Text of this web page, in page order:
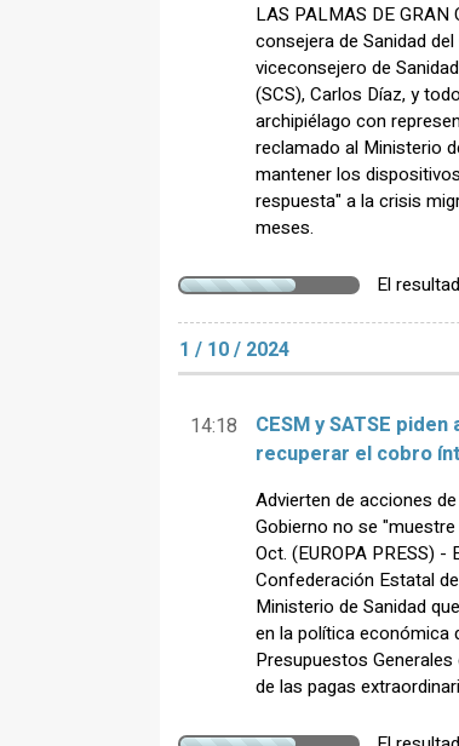
LAS PALMAS DE GRAN
consejera de Sanidad
viceconsejero de
(SCS), Carlos Díaz, y
archipiélago con
reclamado al Ministerio
mantener los
respuesta" a la crisis
meses.
El
1 / 10 / 2024
14:18
CESM y SATSE
recuperar el cobro
Advierten de acciones
Gobierno no se
Oct. (EUROPA PRESS) -
Confederación Estatal
Ministerio de Sanidad
en la política económica
Presupuestos
de las pagas